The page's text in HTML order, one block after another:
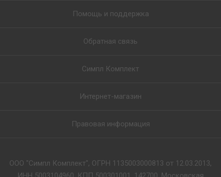
Помощь и поддержка
Обратная связь
Симпл Комплект
Интернет-магазин
Правовая информация
ООО "Симпл Комплект", ОГРН 1135003000813 от 12.03.2013,